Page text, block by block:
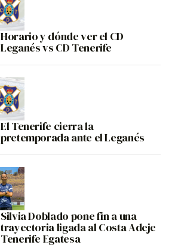
Horario y dónde ver el CD
Leganés vs CD Tenerife
El Tenerife cierra la
pretemporada ante el Leganés
Silvia Doblado pone fin a una
trayectoria ligada al Costa Adeje
Tenerife Egatesa